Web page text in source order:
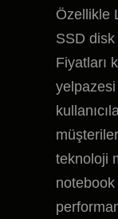
Özellikle
SSD disk
Fiyatları
teknoloji